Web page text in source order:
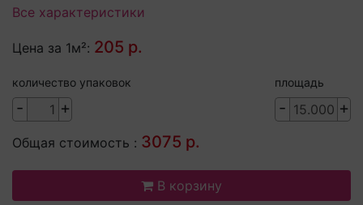
Все характеристики
Цена за 1м²: 205 р.
количество упаковок
- +
площадь
- +
Общая стоимость : 3075 р.
В корзину